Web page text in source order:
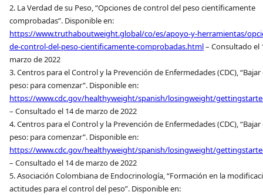
2. La Verdad de su Peso, “Opciones de control del peso científicamente
comprobadas”. Disponible en:
https://www.truthaboutweight.global/co/es/apoyo-y-herramientas/
de-control-del-peso-cientificamente-comprobadas.html– Consultado el
marzo de 2022
3. Centros para el Control y la Prevención de Enfermedades (CDC), “Bajar
peso: para comenzar”. Disponible en:
https://www.cdc.gov/healthyweight/spanish/losingweight/
– Consultado el 14 de marzo de 2022
4. Centros para el Control y la Prevención de Enfermedades (CDC), “Bajar
peso: para comenzar”. Disponible en:
https://www.cdc.gov/healthyweight/spanish/losingweight/
– Consultado el 14 de marzo de 2022
5. Asociación Colombiana de Endocrinología, “Formación en la
actitudes para el control del peso”. Disponible en: